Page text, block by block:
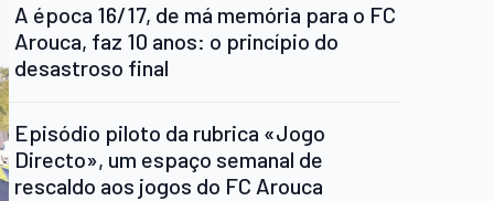
A época 16/17, de má memória para o FC
Arouca, faz 10 anos: o princípio do
desastroso final
Episódio piloto da rubrica «Jogo
Directo», um espaço semanal de
rescaldo aos jogos do FC Arouca